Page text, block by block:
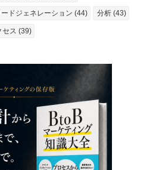
ードジェネレーション (44) 分析 (43)
セス (39)